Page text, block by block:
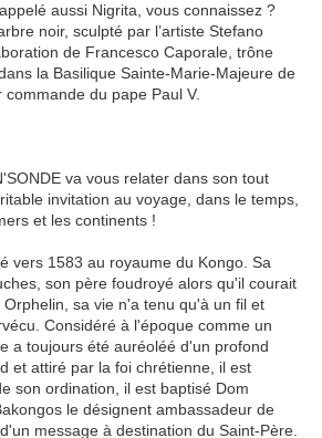
aussi Nigrita, vous connaissez ?
noir, sculpté par l’artiste Stefano
de Francesco Caporale, trône
la Basilique Sainte-Marie-Majeure de
du pape Paul V.
va vous relater dans son tout
invitation au voyage, dans le temps,
et les continents !
vers 1583 au royaume du Kongo. Sa
son père foudroyé alors qu'il courait
sa vie n'a tenu qu'à un fil et
Considéré à l'époque comme un
a toujours été auréoléé d'un profond
et attiré par la foi chrétienne, il est
son ordination, il est baptisé Dom
le désignent ambassadeur de
message à destination du Saint-Père.